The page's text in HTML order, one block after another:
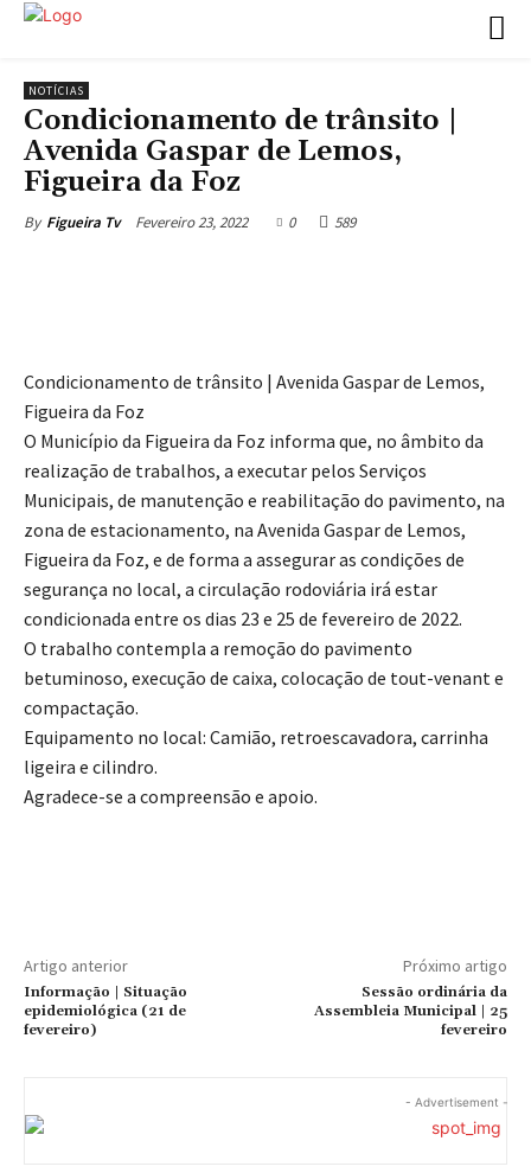
NOTÍCIAS
Condicionamento de trânsito |
Avenida Gaspar de Lemos,
Figueira da Foz
By Figueira Tv Fevereiro 23, 2022 0 589
Condicionamento de trânsito | Avenida Gaspar de Lemos,
Figueira da Foz
O Município da Figueira da Foz informa que, no âmbito da
realização de trabalhos, a executar pelos Serviços
Municipais, de manutenção e reabilitação do pavimento, na
zona de estacionamento, na Avenida Gaspar de Lemos,
Figueira da Foz, e de forma a assegurar as condições de
segurança no local, a circulação rodoviária irá estar
condicionada entre os dias 23 e 25 de fevereiro de 2022.
O trabalho contempla a remoção do pavimento
betuminoso, execução de caixa, colocação de tout-venant e
compactação.
Equipamento no local: Camião, retroescavadora, carrinha
ligeira e cilindro.
Agradece-se a compreensão e apoio.
Artigo anterior
Informação | Situação
epidemiológica (21 de
fevereiro)
Próximo artigo
Sessão ordinária da
Assembleia Municipal | 25
fevereiro
- Advertisement -